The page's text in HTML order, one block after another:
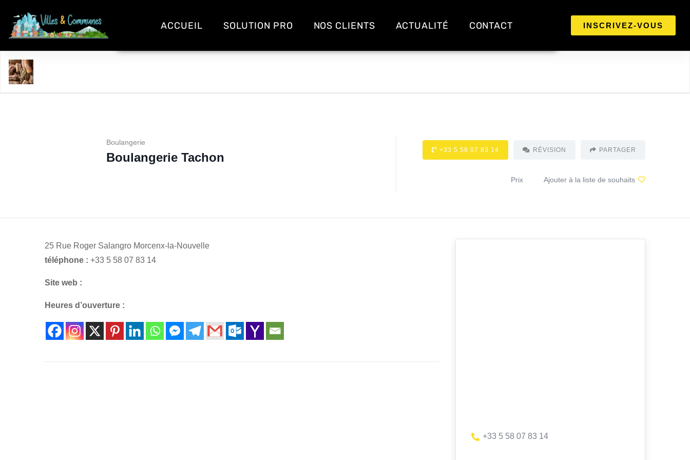
ACCUEIL SOLUTION PRO NOS CLIENTS ACTUALITÉ CONTACT INSCRIVEZ-VOUS
Boulangerie
Boulangerie Tachon
+33 5 58 07 83 14 RÉVISION PARTAGER
Prix Ajouter à la liste de souhaits
25 Rue Roger Salangro Morcenx-la-Nouvelle
téléphone : +33 5 58 07 83 14
Site web :
Heures d’ouverture :
+33 5 58 07 83 14